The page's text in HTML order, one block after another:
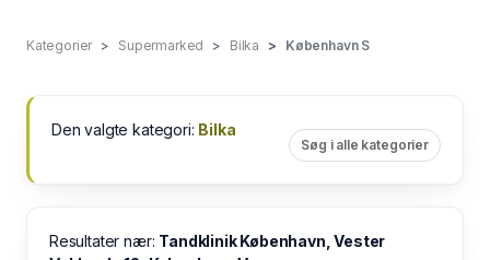
Kategorier Supermarked Bilka København S
Den valgte kategori: Bilka
Søg i alle kategorier
Resultater nær: Tandklinik København, Vester